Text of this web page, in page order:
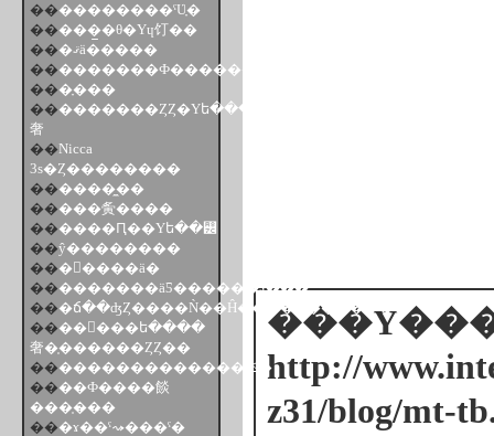
http://
z31/blog/mt-
����������ˤƲָ�
�����̲�θ�Υɥ饤��
��
�ޤä�����
���������Ф������ˤ�
���ָ���
���������ȤȤ�Υե����
奢
��Nicca
3s�Ȥ��������
������̼��
�����夤����
������Ԥ��Υե��꡼
��ŷ��������
�������ä�
��
�������äƼ������ޤ���
���ճ��ʤȤ����Ǹ��Ĥ����Ҥ�������
����󥳥���ե����
奢�֤������ȤȤ��
��
�������������ݤ�
����Ф����餤
���֤�̵��
���ɤ��ˤ⤳���ˤ�